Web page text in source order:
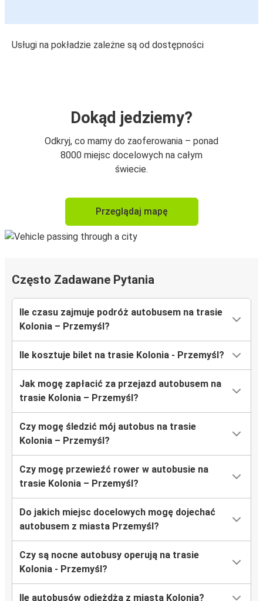
Usługi na pokładzie zależne są od dostępności
Dokąd jedziemy?
Odkryj, co mamy do zaoferowania – ponad
8000 miejsc docelowych na całym
świecie.
Przeglądaj mapę
Często Zadawane Pytania
Ile czasu zajmuje podróż autobusem na trasie
Kolonia – Przemyśl?
Ile kosztuje bilet na trasie Kolonia - Przemyśl?
Jak mogę zapłacić za przejazd autobusem na
trasie Kolonia – Przemyśl?
Czy mogę śledzić mój autobus na trasie
Kolonia – Przemyśl?
Czy mogę przewieźć rower w autobusie na
trasie Kolonia – Przemyśl?
Do jakich miejsc docelowych mogę dojechać
autobusem z miasta Przemyśl?
Czy są nocne autobusy operują na trasie
Kolonia - Przemyśl?
Ile autobusów odjeżdża z miasta Kolonia?